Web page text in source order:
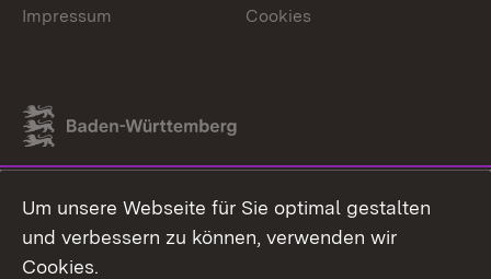
Link zum Landesportal
Impressum
Cookies
Um unsere Webseite für Sie optimal gestalten
und verbessern zu können, verwenden wir
Cookies.